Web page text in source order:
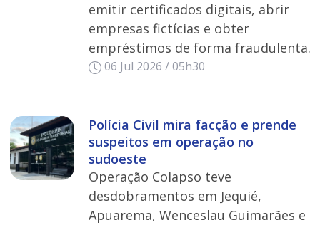
emitir certificados digitais, abrir
empresas fictícias e obter
empréstimos de forma fraudulenta.
06 Jul 2026 / 05h30
Polícia Civil mira facção e prende
suspeitos em operação no
sudoeste
Operação Colapso teve
desdobramentos em Jequié,
Apuarema, Wenceslau Guimarães e